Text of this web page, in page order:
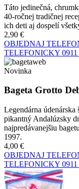
Táto jedinečná,
40-ročnej tradičnej
ich deti aj dospelí
2,90 €
OBJEDNAJ
TELEFONICKY
Novinka
Bageta Grotto
Legendárna
pikantný Andalúzsky
najpredávanejšiu
1997.
4,00 €
OBJEDNAJ
TELEFONICKY